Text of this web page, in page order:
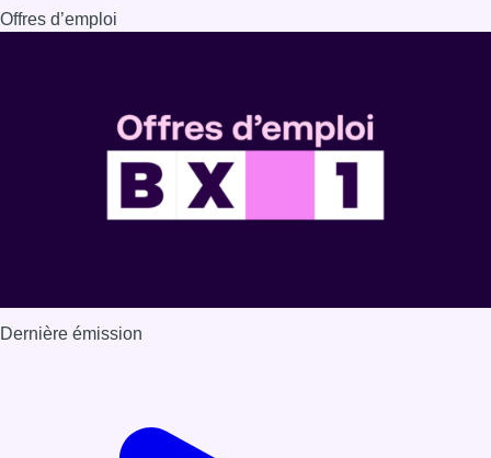
Offres d’emploi
Dernière émission